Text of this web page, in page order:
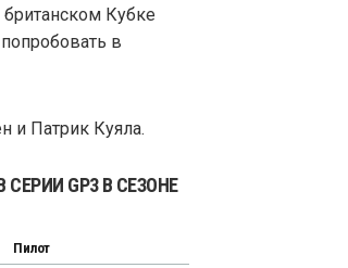
Кубке
в
и Патрик Куяла.
GP3 В СЕЗОНЕ
Пилот